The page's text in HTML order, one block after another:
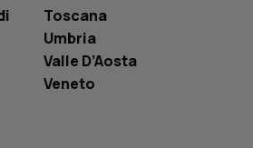
Toscana
Umbria
Valle D’Aosta
Veneto